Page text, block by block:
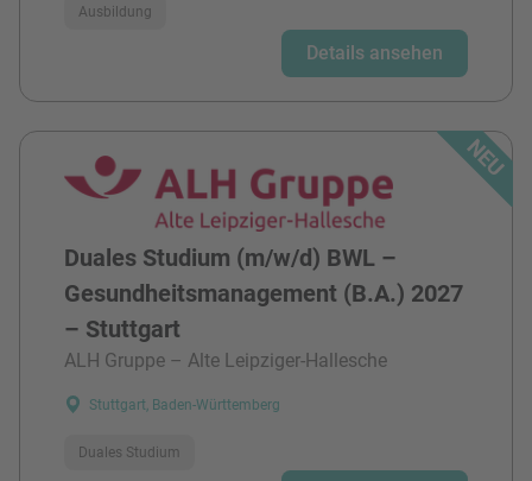
Ausbildung
Details ansehen
Duales Studium (m/w/d) BWL –
Gesundheitsmanagement (B.A.) 2027
– Stuttgart
ALH Gruppe – Alte Leipziger-Hallesche
Stuttgart, Baden-Württemberg
Duales Studium